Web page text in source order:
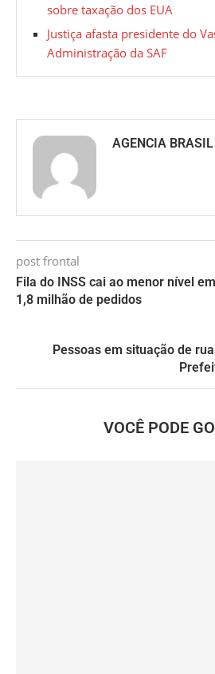
sobre taxação dos EUA
Justiça afasta presidente do
Administração da SAF
AGENCIA BRASIL
post frontal
Fila do INSS cai ao menor nível
1,8 milhão de pedidos
Pessoas em situação de
VOCÊ PODE